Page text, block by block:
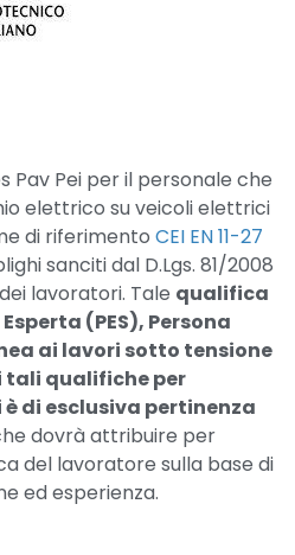
Pav Pei per il personale che
elettrico su veicoli elettrici
di riferimento CEI EN 11-27
sanciti dal D.Lgs. 81/2008
lavoratori. Tale qualifica
(PES), Persona
ai lavori sotto tensione
tali qualifiche per
di esclusiva pertinenza
dovrà attribuire per
del lavoratore sulla base di
ed esperienza.